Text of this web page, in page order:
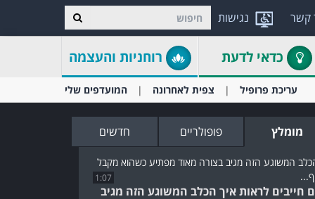
נגישות קשר
כדאי לדעת רוחניות והעצמה
עריכת פרופיל צפית לאחרונה המועדפים שלי
מומלץ פופולריים חדשים
1:07
חייבים לראות איך הכלב המשוגע הזה מגיב